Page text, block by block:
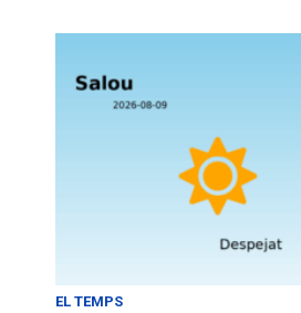
EL TEMPS